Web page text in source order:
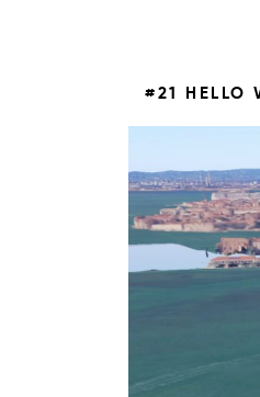
#21 HELLO